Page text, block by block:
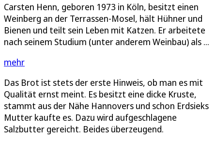
Carsten Henn, geboren 1973 in Köln, besitzt einen
Weinberg an der Terrassen-Mosel, hält Hühner und
Bienen und teilt sein Leben mit Katzen. Er arbeitete
nach seinem Studium (unter anderem Weinbau) als ...
mehr
Das Brot ist stets der erste Hinweis, ob man es mit
Qualität ernst meint. Es besitzt eine dicke Kruste,
stammt aus der Nähe Hannovers und schon Erdsieks
Mutter kaufte es. Dazu wird aufgeschlagene
Salzbutter gereicht. Beides überzeugend.